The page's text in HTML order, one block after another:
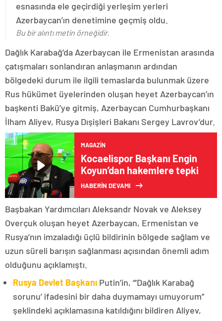
esnasında ele geçirdiği yerleşim yerleri
Azerbaycan’ın denetimine geçmiş oldu.
Bu bir alıntı metin örneğidir.
Dağlık Karabağ’da Azerbaycan ile Ermenistan arasında
çatışmaları sonlandıran anlaşmanın ardından
bölgedeki durum ile ilgili temaslarda bulunmak üzere
Rus hükümet üyelerinden oluşan heyet Azerbaycan’ın
başkenti Bakü’ye gitmiş, Azerbaycan Cumhurbaşkanı
İlham Aliyev, Rusya Dışişleri Bakanı Sergey Lavrov’dur.
MAGAZIN
Kocaelispor Başkanı Engin
Koyun’dan hakemlere tepki
HABERİN DEVAMI
Başbakan Yardımcıları Aleksandr Novak ve Aleksey
Overçuk oluşan heyet Azerbaycan, Ermenistan ve
Rusya’nın imzaladığı üçlü bildirinin bölgede sağlam ve
uzun süreli barışın sağlanması açısından önemli adım
olduğunu açıklamıştı.
Rusya Devlet Başkanı Putin’in, “‘Dağlık Karabağ
sorunu’ ifadesini bir daha duymamayı umuyorum”
şeklindeki açıklamasına katıldığını bildiren Aliyev,